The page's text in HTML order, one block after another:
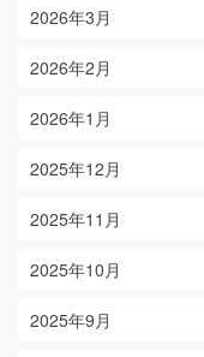
2026年3月
2026年2月
2026年1月
2025年12月
2025年11月
2025年10月
2025年9月